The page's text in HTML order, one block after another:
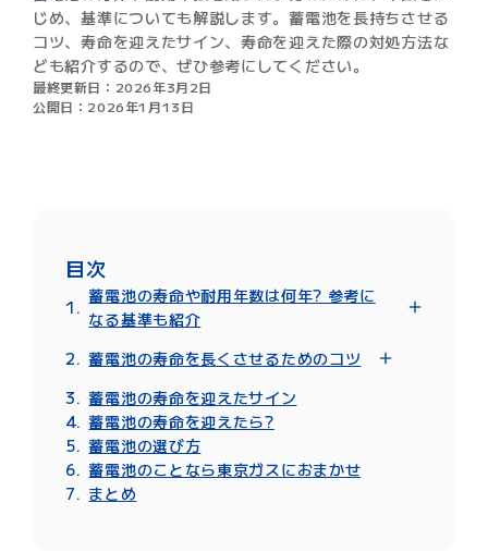
じめ、基準についても解説します。蓄電池を長持ちさせる
コツ、寿命を迎えたサイン、寿命を迎えた際の対処方法な
ども紹介するので、ぜひ参考にしてください。
最終更新日： 2026年3月2日
公開日： 2026年1月13日
目次
蓄電池の寿命や耐用年数は何年? 参考に
なる基準も紹介
使用期間
電池の種類
蓄電池の寿命を長くさせるためのコツ
直射日光が当たらない場所に設置する
適切な電池の容量を選ぶ
蓄電池の寿命を迎えたサイン
蓄電池の寿命を迎えたら?
蓄電池の選び方
蓄電池のことなら東京ガスにおまかせ
まとめ